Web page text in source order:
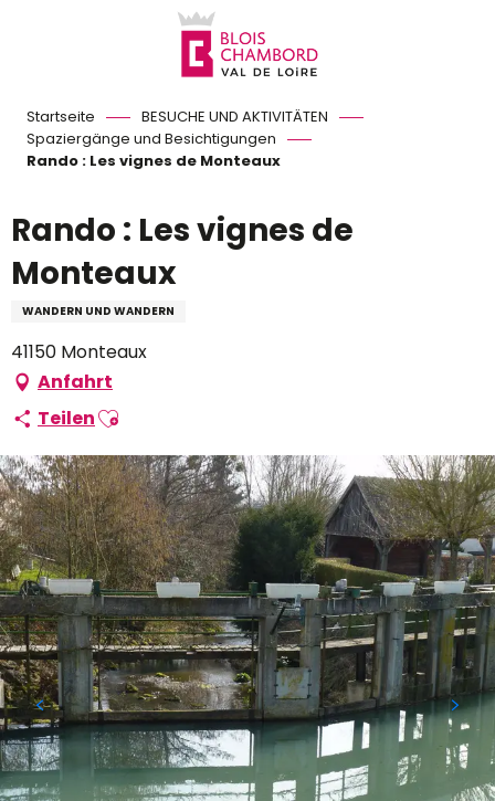
Startseite
BESUCHE UND AKTIVITÄTEN
Spaziergänge und Besichtigungen
Rando : Les vignes de Monteaux
Rando : Les vignes de
Monteaux
WANDERN UND WANDERN
41150 Monteaux
Anfahrt
TeilenAjouter aux favoris